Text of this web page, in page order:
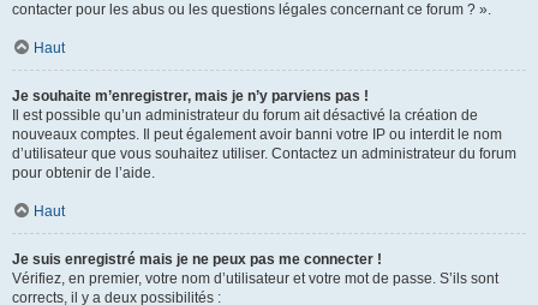
contacter pour les abus ou les questions légales concernant ce forum ? ».
Haut
Je souhaite m’enregistrer, mais je n’y parviens pas !
Il est possible qu’un administrateur du forum ait désactivé la création de
nouveaux comptes. Il peut également avoir banni votre IP ou interdit le nom
d’utilisateur que vous souhaitez utiliser. Contactez un administrateur du forum
pour obtenir de l’aide.
Haut
Je suis enregistré mais je ne peux pas me connecter !
Vérifiez, en premier, votre nom d’utilisateur et votre mot de passe. S’ils sont
corrects, il y a deux possibilités :